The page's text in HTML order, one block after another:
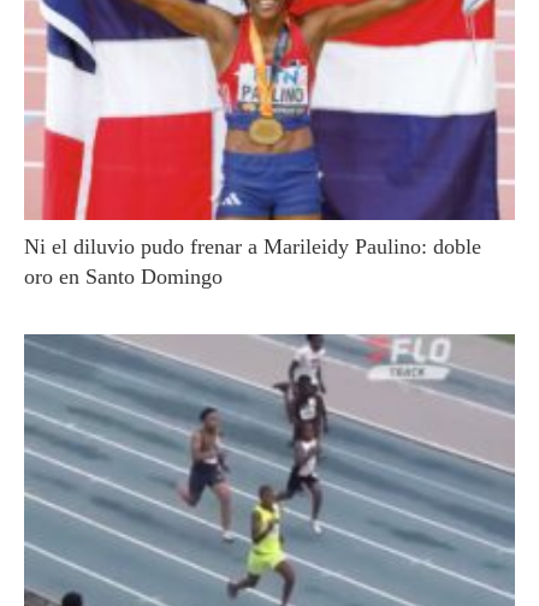
Ni el diluvio pudo frenar a Marileidy Paulino: doble
oro en Santo Domingo